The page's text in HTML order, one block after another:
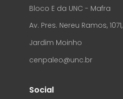
Bloco E da UNC - Mafra
Av. Pres. Nereu Ramos, 1071,
Jardim Moinho
cenpaleo@unc.br
Social